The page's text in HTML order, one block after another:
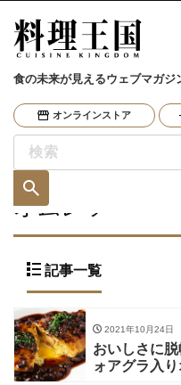
食の未来が見えるウェブマガジ
オンラインストア
オムレツ
記事一覧
2021年10月24日
おいしさに
ォアグラ入